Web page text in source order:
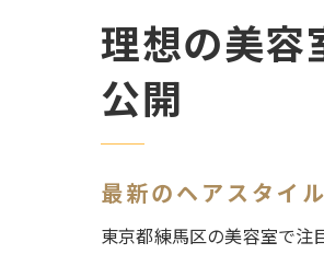
理想の美容
公開
最新のヘアスタイ
東京都練馬区の美容室で注